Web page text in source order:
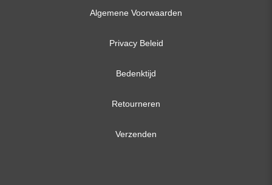
Algemene Voorwaarden
Privacy Beleid
Bedenktijd
Retourneren
Verzenden